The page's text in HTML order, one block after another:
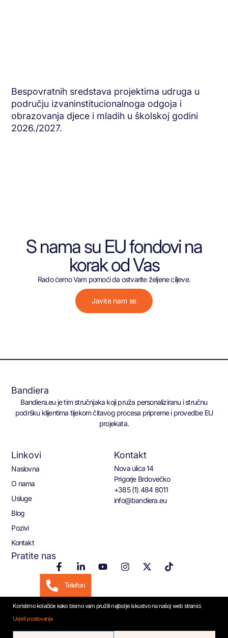
Koristimo kolačiće kako bismo vam pružili najbolje iskustvo na našoj web stranici.
Uvjeti poslovanja
Bespovratnih sredstava projektima udruga u
području izvaninstitucionalnoga odgoja i
obrazovanja djece i mladih u školskoj godini
2026./2027.
S nama su EU fondovi na
korak od Vas
Rado ćemo Vam pomoći da ostvarite željene ciljeve.
Javite nam se
Bandiera
Bandiera.eu je tim stručnjaka koji pruža personaliziranu i stručnu
podršku klijentima tijekom čitavog procesa pripreme i provedbe EU
projekata.
Linkovi
Naslovna
O nama
Usluge
Blog
Pozivi
Kontakt
Kontakt
Nova ulica 14
Prigorje Brdovečko
+385 (1) 484 8011
info@bandiera.eu
Pratite nas
Telefon
Email
WhatsApp